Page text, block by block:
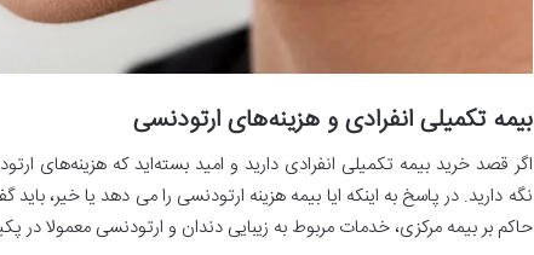
بیمه تکمیلی انفرادی و هزینه‌های ارتودنسی
اگر قصد خرید بیمه تکمیلی انفرادی دارید و امید بسته‌اید که هزینه‌های
نگه دارید. در پاسخ به اینکه ایا بیمه هزینه ارتودنسی را می دهد یا خیر،
حاکم بر بیمه مرکزی، خدمات مربوط به زیبایی دندان و ارتودنسی معمولا در